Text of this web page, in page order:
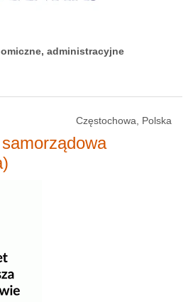
administracyjne
Częstochowa, Polska